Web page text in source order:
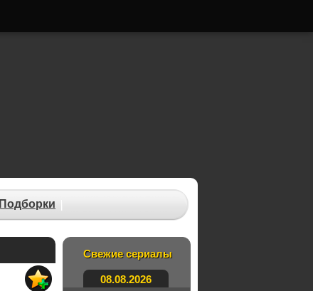
Подборки
Свежие сериалы
08.08.2026